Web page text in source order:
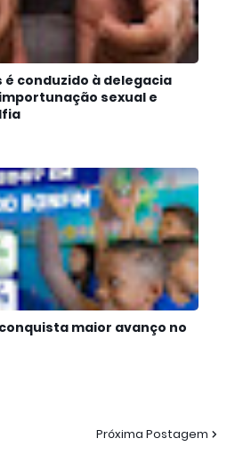
é conduzido à delegacia
sexual e
maior avanço no
Próxima Postagem